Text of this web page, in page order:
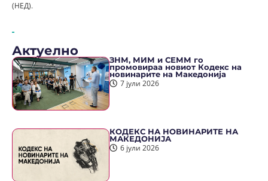
(НЕД).
Актуелно
ЗНМ, МИМ и СЕММ го
промовираа новиот Кодекс на
новинарите на Македонија
7 јули 2026
КОДЕКС НА НОВИНАРИТЕ НА
МАКЕДОНИЈА
6 јули 2026